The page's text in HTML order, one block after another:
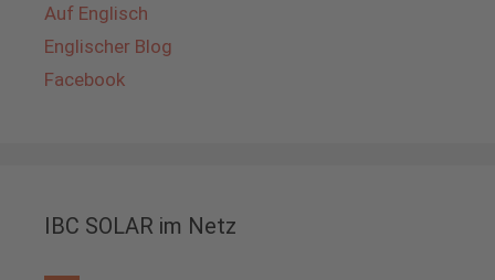
Auf Englisch
Englischer Blog
Facebook
IBC SOLAR im Netz